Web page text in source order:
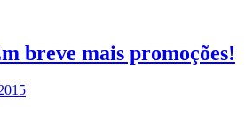
breve mais promoções!